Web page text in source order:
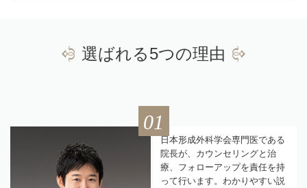
選ばれる5つの理由
日本形成外科学会専門医である
院長が、カウンセリングと治
療、フォローアップを責任を持
って行います。わかりやすい説
01